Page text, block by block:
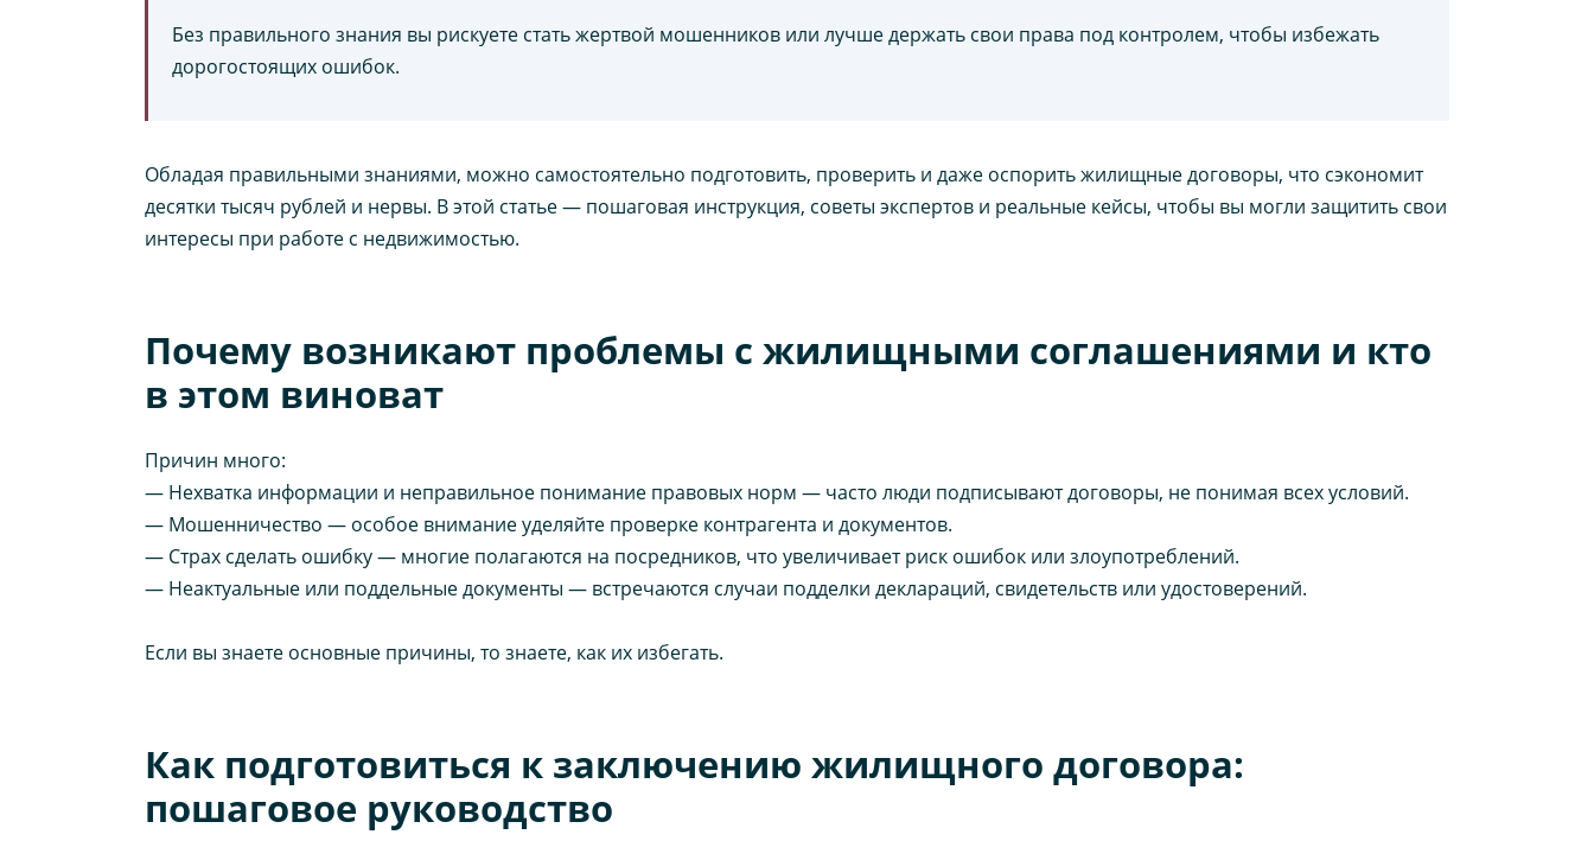
Без правильного знания вы рискуете стать жертвой мошенников или лучше держать свои права под контролем, чтобы избежать
дорогостоящих ошибок.
Обладая правильными знаниями, можно самостоятельно подготовить, проверить и даже оспорить жилищные договоры, что сэкономит
десятки тысяч рублей и нервы. В этой статье — пошаговая инструкция, советы экспертов и реальные кейсы, чтобы вы могли защитить свои
интересы при работе с недвижимостью.
Почему возникают проблемы с жилищными соглашениями и кто
в этом виноват
Причин много:
— Нехватка информации и неправильное понимание правовых норм — часто люди подписывают договоры, не понимая всех условий.
— Мошенничество — особое внимание уделяйте проверке контрагента и документов.
— Страх сделать ошибку — многие полагаются на посредников, что увеличивает риск ошибок или злоупотреблений.
— Неактуальные или поддельные документы — встречаются случаи подделки деклараций, свидетельств или удостоверений.
Если вы знаете основные причины, то знаете, как их избегать.
Как подготовиться к заключению жилищного договора:
пошаговое руководство